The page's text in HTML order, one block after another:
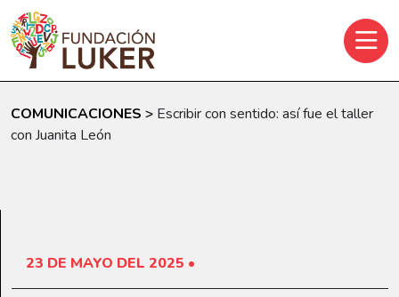
Skip to main content
COMUNICACIONES > Escribir con sentido: así fue el taller
con Juanita León
23 DE MAYO DEL 2025 •